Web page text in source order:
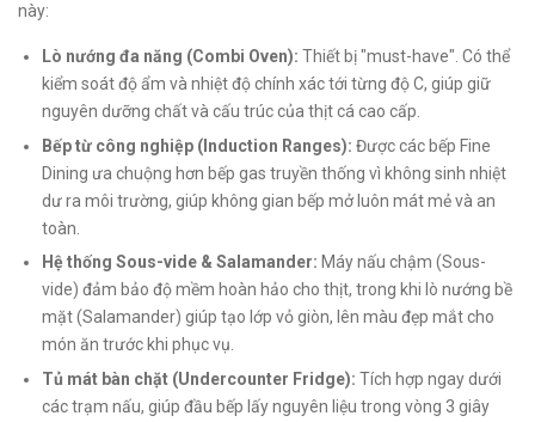
này:
Lò nướng đa năng (Combi Oven): Thiết bị "must-have". Có thể
kiểm soát độ ẩm và nhiệt độ chính xác tới từng độ C, giúp giữ
nguyên dưỡng chất và cấu trúc của thịt cá cao cấp.
Bếp từ công nghiệp (Induction Ranges): Được các bếp Fine
Dining ưa chuộng hơn bếp gas truyền thống vì không sinh nhiệt
dư ra môi trường, giúp không gian bếp mở luôn mát mẻ và an
toàn.
Hệ thống Sous-vide & Salamander: Máy nấu chậm (Sous-
vide) đảm bảo độ mềm hoàn hảo cho thịt, trong khi lò nướng bề
mặt (Salamander) giúp tạo lớp vỏ giòn, lên màu đẹp mắt cho
món ăn trước khi phục vụ.
Tủ mát bàn chặt (Undercounter Fridge): Tích hợp ngay dưới
các trạm nấu, giúp đầu bếp lấy nguyên liệu trong vòng 3 giây